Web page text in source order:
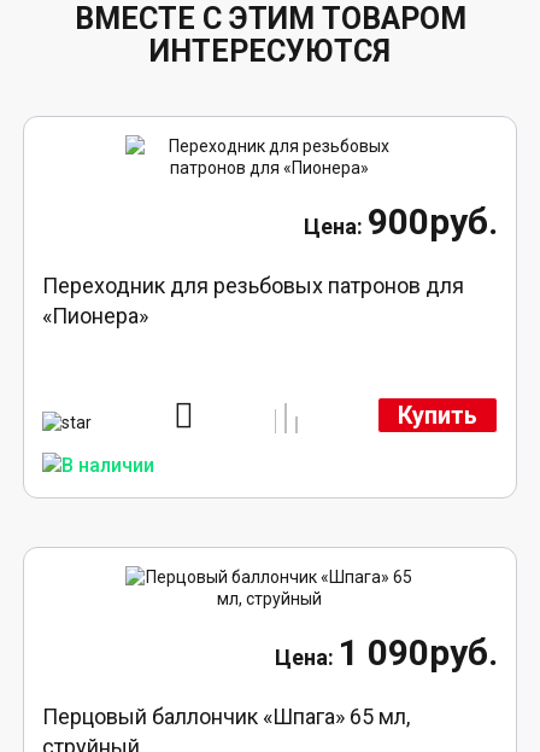
ВМЕСТЕ С ЭТИМ ТОВАРОМ
ИНТЕРЕСУЮТСЯ
900руб.
Переходник для резьбовых патронов для
«Пионера»
Купить
1 090руб.
Перцовый баллончик «Шпага» 65 мл,
струйный